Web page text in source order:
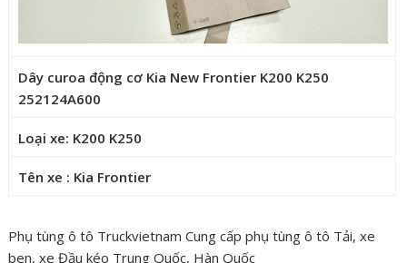
Dây curoa động cơ Kia New Frontier K200 K250
252124A600
Loại xe: K200 K250
Tên xe : Kia Frontier
Phụ tùng ô tô Truckvietnam Cung cấp phụ tùng ô tô Tải, xe
ben, xe Đầu kéo Trung Quốc, Hàn Quốc